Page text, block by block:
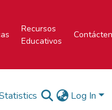
Recursos
Educativos
Log In